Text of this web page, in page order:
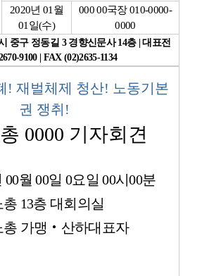
2020년 01 월
01 일(수)
000 00국장010-0000-
0000
중구 정동길 3 경향신문사14층 |대표전
9100 | FAX (02)2635-1134
! 재벌체제 청산! 노동기본
권 쟁취 !
0000 기자회견
00월00일 0요일00시00분
총 13층 대회의실
가맹 ‧ 산하대표자